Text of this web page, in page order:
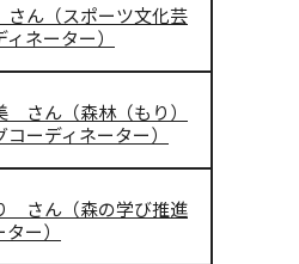
ん（スポーツ文化芸
ネーター）
さん（森林（もり）
ーディネーター）
さん（森の学び推進
ー）